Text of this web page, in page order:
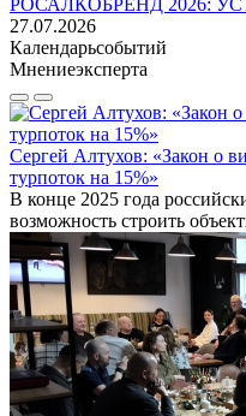
РОСАЛКОБРЕНД 2026:
27.07.2026
Календарьсобытий
Мнениеэксперта
Сергей Алтухов: «Закон о
турпоток на 15%»
В конце 2025 года
возможность строить